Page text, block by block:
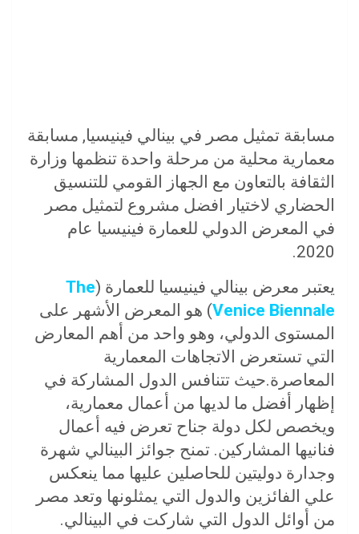
مسابقة تمثيل مصر في بينالي فينيسيا, مسابقة
معمارية محلية من مرحلة واحدة تنظمها وزارة
الثقافة بالتعاون مع الجهاز القومي للتنسيق
الحضاري لاختيار افضل مشروع لتمثيل مصر
في المعرض الدولي للعمارة فينيسيا عام
2020.
يعتبر معرض بينالي فينيسيا للعمارة (The
Venice Biennale) هو المعرض الأشهر على
المستوى الدولي، وهو واحد من أهم المعارض
التي تستعرض الاتجاهات المعمارية
المعاصرة.حيث تتنافس الدول المشاركة في
إظهار أفضل ما لديها من أعمال معمارية،
ويخصص لكل دولة جناح تعرض فيه أعمال
فنانيها المشاركين. تمنح جوائز البينالي شهرة
وجدارة دوليتين للحاصلين عليها مما ينعكس
علي الفائزين والدول التي يمثلونها وتعد مصر
من أوائل الدول التي شاركت في البينالي.